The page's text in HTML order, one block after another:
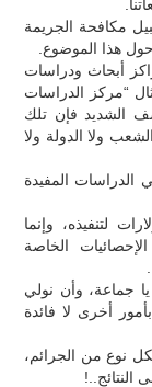
مكافحة الجريمة
هذا الموضوع.
أبحاث ودراسات
“مركز الدراسات
الشديد فإن تلك
ولا الدولة ولا
الدراسات المفيدة
لتنفيذه، وإنما
الخاصة
جماعة، وأن نولي
أخرى لا فائدة
نوع من الجرائم،
النتائج..!